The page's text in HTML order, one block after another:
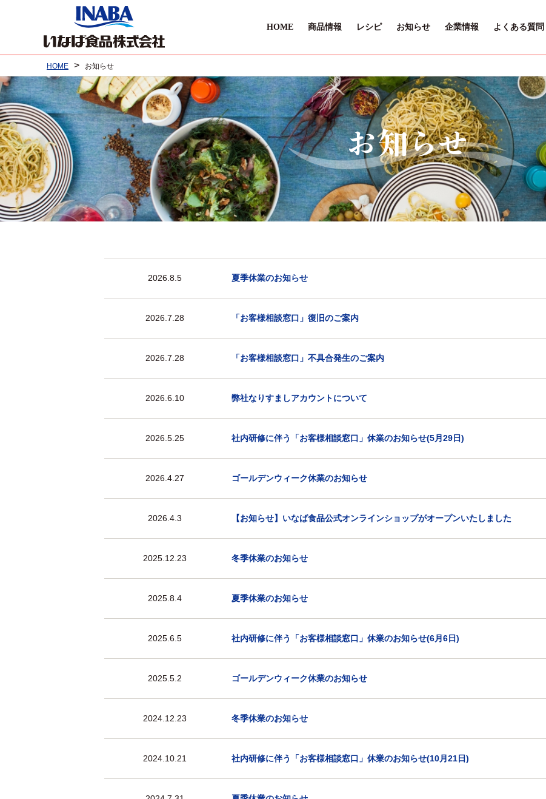
HOME 商品情報 レシピ お知らせ 企業情報 よくある質問
HOME > お知らせ
2026.8.5 夏季休業のお知らせ
2026.7.28 「お客様相談窓口」復旧のご案内
2026.7.28 「お客様相談窓口」不具合発生のご案内
2026.6.10 弊社なりすましアカウントについて
2026.5.25 社内研修に伴う「お客様相談窓口」休業のお知らせ(5月29日)
2026.4.27 ゴールデンウィーク休業のお知らせ
2026.4.3 【お知らせ】いなば食品公式オンラインショップがオープンいたしました
2025.12.23 冬季休業のお知らせ
2025.8.4 夏季休業のお知らせ
2025.6.5 社内研修に伴う「お客様相談窓口」休業のお知らせ(6月6日)
2025.5.2 ゴールデンウィーク休業のお知らせ
2024.12.23 冬季休業のお知らせ
2024.10.21 社内研修に伴う「お客様相談窓口」休業のお知らせ(10月21日)